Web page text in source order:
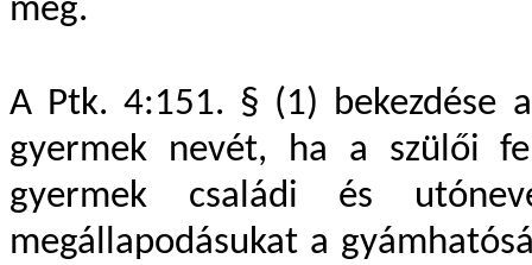
meg.
A Ptk. 4:151. § (1) bekezdése
gyermek nevét, ha a szülői
gyermek családi és
megállapodásukat a